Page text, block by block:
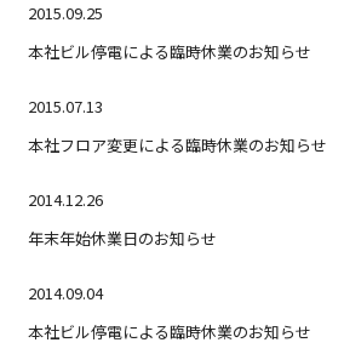
2015.09.25
本社ビル停電による臨時休業のお知らせ
2015.07.13
本社フロア変更による臨時休業のお知らせ
2014.12.26
年末年始休業日のお知らせ
2014.09.04
本社ビル停電による臨時休業のお知らせ